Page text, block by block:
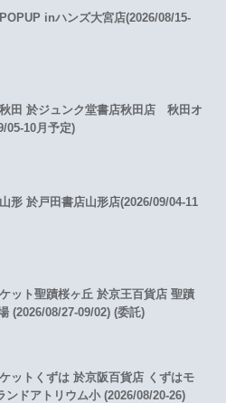
inハンズ大宮店(2026/08/15-
田 於ジュンク堂書店秋田店 秋田オ
05-10月予定)
形 於戸田書店山形店(2026/09/04-11
ット聖蹟桜ヶ丘 於京王百貨店 聖蹟
(2026/08/27-09/02) (委託)
ットくずは 於京阪百貨店 くずはモ
ンドアトリウム小 (2026/08/20-26)